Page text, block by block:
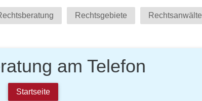
Rechtsgebiete Rechtsanwälte
am Telefon
Startseite